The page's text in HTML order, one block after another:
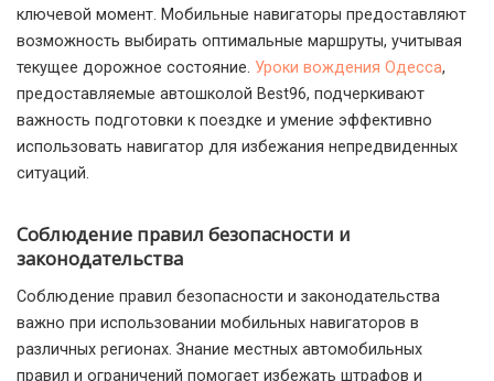
ключевой момент. Мобильные навигаторы предоставляют
возможность выбирать оптимальные маршруты, учитывая
текущее дорожное состояние. Уроки вождения Одесса,
предоставляемые автошколой Best96, подчеркивают
важность подготовки к поездке и умение эффективно
использовать навигатор для избежания непредвиденных
ситуаций.
Соблюдение правил безопасности и
законодательства
Соблюдение правил безопасности и законодательства
важно при использовании мобильных навигаторов в
различных регионах. Знание местных автомобильных
правил и ограничений помогает избежать штрафов и